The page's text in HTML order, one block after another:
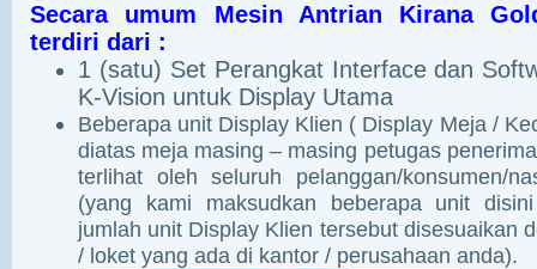
Secara umum Mesin Antrian Kirana
terdiri dari :
1 (satu) Set Perangkat Interface dan
K-Vision untuk Display Utama
Beberapa unit Display Klien ( Display Meja /
diatas meja masing – masing petugas
terlihat oleh seluruh pelanggan/konsumen/
(yang kami maksudkan beberapa unit
jumlah unit Display Klien tersebut disesuaikan
/ loket yang ada di kantor / perusahaan anda).